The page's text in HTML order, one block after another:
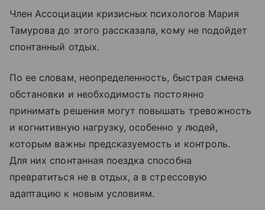
Член Ассоциации кризисных психологов Мария
Тамурова до этого рассказала, кому не подойдет
спонтанный отдых.
По ее словам, неопределенность, быстрая смена
обстановки и необходимость постоянно
принимать решения могут повышать тревожность
и когнитивную нагрузку, особенно у людей,
которым важны предсказуемость и контроль.
Для них спонтанная поездка способна
превратиться не в отдых, а в стрессовую
адаптацию к новым условиям.